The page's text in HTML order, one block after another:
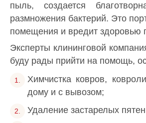
пыль, создается
размножения бактерий. Это
помещения и вредит
Эксперты клининговой
буду рады прийти на помощь,
Химчистка ковров,
дому и с вывозом;
Удаление застарелых